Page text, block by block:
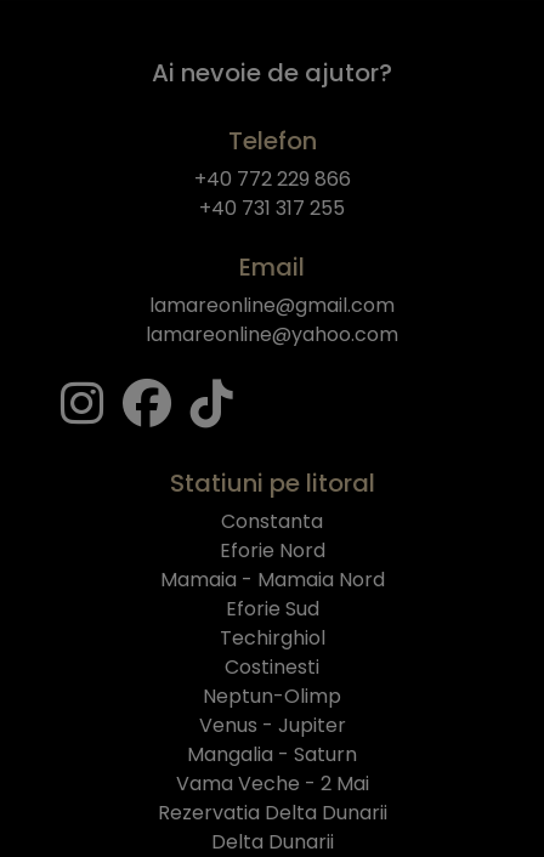
Ai nevoie de ajutor?
Telefon
+40 772 229 866
+40 731 317 255
Email
lamareonline@gmail.com
lamareonline@yahoo.com
Statiuni pe litoral
Constanta
Eforie Nord
Mamaia - Mamaia Nord
Eforie Sud
Techirghiol
Costinesti
Neptun-Olimp
Venus - Jupiter
Mangalia - Saturn
Vama Veche - 2 Mai
Rezervatia Delta Dunarii
Delta Dunarii